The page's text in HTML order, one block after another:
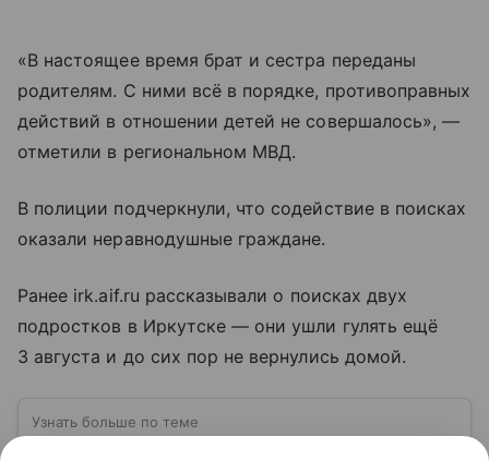
«В настоящее время брат и сестра переданы
родителям. С ними всё в порядке, противоправных
действий в отношении детей не совершалось», —
отметили в региональном МВД.
В полиции подчеркнули, что содействие в поисках
оказали неравнодушные граждане.
Ранее irk.aif.ru рассказывали о поисках двух
подростков в Иркутске — они ушли гулять ещё
3 августа и до сих пор не вернулись домой.
Узнать больше по теме